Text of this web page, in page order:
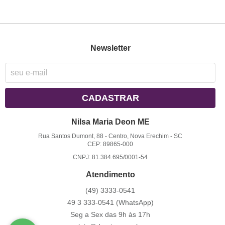
Newsletter
CADASTRAR
Nilsa Maria Deon ME
Rua Santos Dumont, 88 -Centro, Nova Erechim -SC
CEP: 89865-000
CNPJ: 81.384.695/0001-54
Atendimento
(49) 3333-0541
49 3 333-0541 (WhatsApp)
Seg a Sex das 9h às 17h